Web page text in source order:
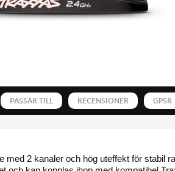
PASSAR TILL RECENSIONER GPSR
med 2 kanaler och hög uteffekt för stabil